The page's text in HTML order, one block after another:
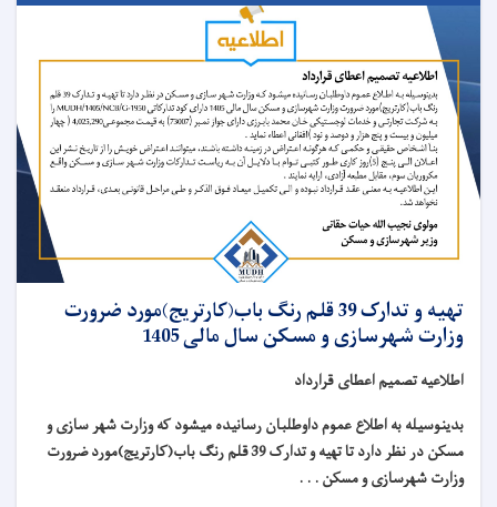
تهیه و تدارک 39 قلم رنگ باب(کارتریج)مورد ضرورت
وزارت شهرسازی و مسکن سال مالی 1405
اطلاعیه تصمیم اعطای قرارداد
بدینوسیله به اطلاع عموم داوطلبان رسانیده میشود که وزارت شهر سازی و
مسکن در نظر دارد تا تهیه و تدارک 39 قلم رنگ باب(کارتریج)مورد ضرورت
وزارت شهرسازی و مسکن . . .